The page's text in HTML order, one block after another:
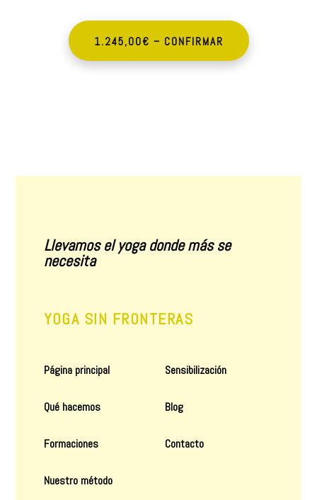
1.245,00€ – CONFIRMAR
Llevamos el yoga donde más se
necesita
YOGA SIN FRONTERAS
Página principal
Qué hacemos
Formaciones
Nuestro método
Sensibilización
Blog
Contacto